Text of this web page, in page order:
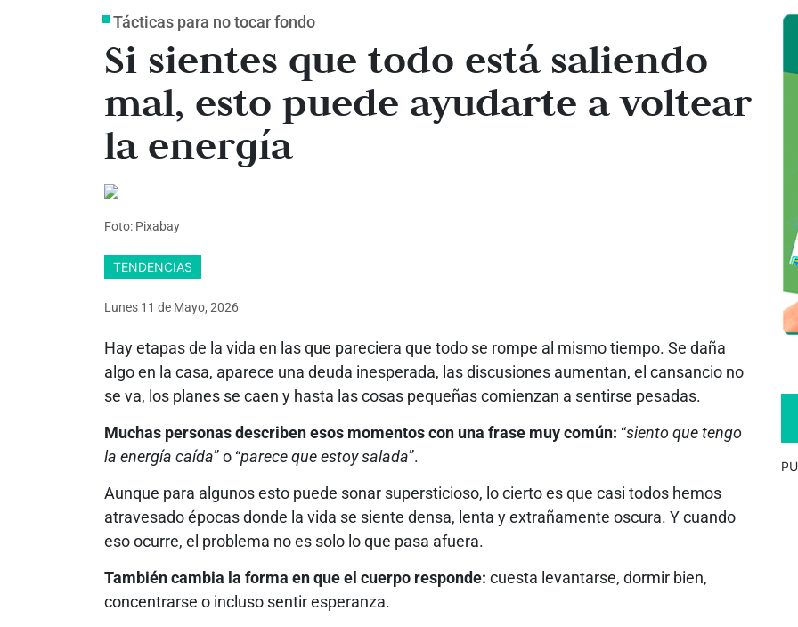
Tácticas para no tocar fondo
Si sientes que todo está saliendo
mal, esto puede ayudarte a voltear
la energía
Foto: Pixabay
TENDENCIAS
Lunes 11 de Mayo, 2026
Hay etapas de la vida en las que pareciera que todo se rompe al mismo tiempo. Se daña
algo en la casa, aparece una deuda inesperada, las discusiones aumentan, el cansancio no
se va, los planes se caen y hasta las cosas pequeñas comienzan a sentirse pesadas.
Muchas personas describen esos momentos con una frase muy común: “siento que tengo
la energía caída” o “parece que estoy salada”.
Aunque para algunos esto puede sonar supersticioso, lo cierto es que casi todos hemos
atravesado épocas donde la vida se siente densa, lenta y extrañamente oscura. Y cuando
eso ocurre, el problema no es solo lo que pasa afuera.
También cambia la forma en que el cuerpo responde: cuesta levantarse, dormir bien,
concentrarse o incluso sentir esperanza.